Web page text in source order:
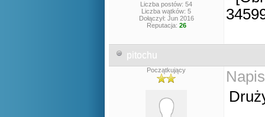
Liczba postów: 54
Liczba wątków: 5
Dołączył: Jun 2016
Reputacja: 26
pitochu
Początkujący